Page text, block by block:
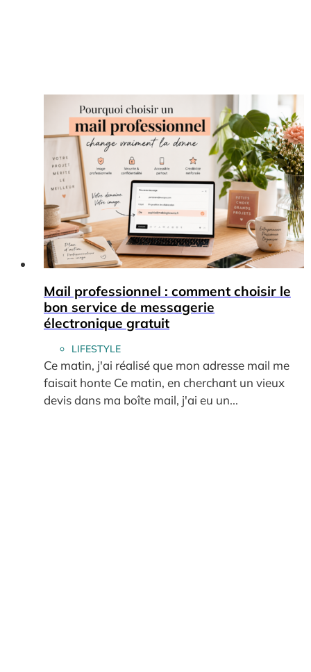
Mail professionnel : comment choisir le
bon service de messagerie
électronique gratuit
LIFESTYLE
Ce matin, j'ai réalisé que mon adresse mail me
faisait honte Ce matin, en cherchant un vieux
devis dans ma boîte mail, j'ai eu un...